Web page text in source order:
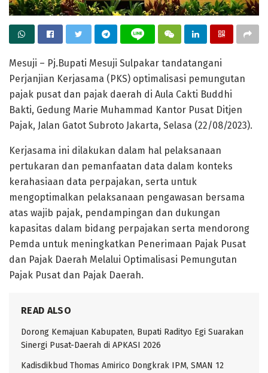
Mesuji – Pj.Bupati Mesuji Sulpakar tandatangani
Perjanjian Kerjasama (PKS) optimalisasi pemungutan
pajak pusat dan pajak daerah di Aula Cakti Buddhi
Bakti, Gedung Marie Muhammad Kantor Pusat Ditjen
Pajak, Jalan Gatot Subroto Jakarta, Selasa (22/08/2023).
Kerjasama ini dilakukan dalam hal pelaksanaan
pertukaran dan pemanfaatan data dalam konteks
kerahasiaan data perpajakan, serta untuk
mengoptimalkan pelaksanaan pengawasan bersama
atas wajib pajak, pendampingan dan dukungan
kapasitas dalam bidang perpajakan serta mendorong
Pemda untuk meningkatkan Penerimaan Pajak Pusat
dan Pajak Daerah Melalui Optimalisasi Pemungutan
Pajak Pusat dan Pajak Daerah.
READ ALSO
Dorong Kemajuan Kabupaten, Bupati Radityo Egi Suarakan
Sinergi Pusat-Daerah di APKASI 2026
Kadisdikbud Thomas Amirico Dongkrak IPM, SMAN 12